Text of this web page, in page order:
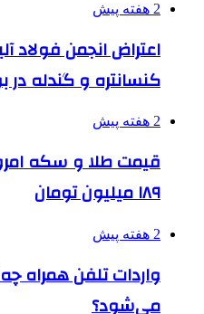
2 هفته پیش
اعتراض انجمن فولاد
کنسانتره و گندله در
2 هفته پیش
قیمت طلا و سکه
۱۸۹ میلیون تومان
2 هفته پیش
واردات تلفن همراه
می‌شود؟